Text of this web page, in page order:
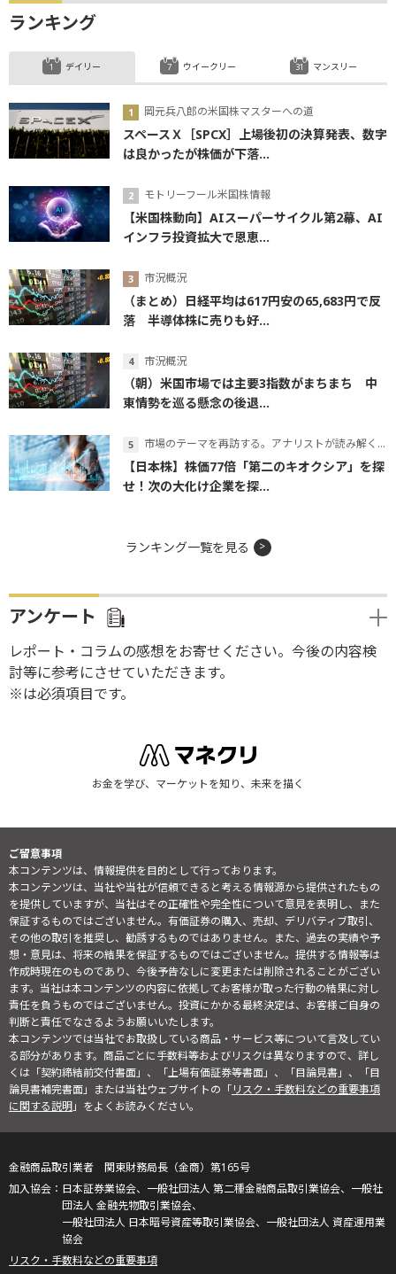
ランキング
デイリー
岡元兵八郎の米国株マスターへの道
スペースＸ［SPCX］上場後初の決算発表、数字
は良かったが株価が下落...
モトリーフール米国株情報
【米国株動向】AIスーパーサイクル第2幕、AI
インフラ投資拡大で恩恵...
市況概況
（まとめ）日経平均は617円安の65,683円で反
落 半導体株に売りも好...
市況概況
（朝）米国市場では主要3指数がまちまち 中
東情勢を巡る懸念の後退...
市場のテーマを再訪する。アナリストが読み解くテーマの本質
【日本株】株価77倍「第二のキオクシア」を探
せ！次の大化け企業を探...
ウイークリー マンスリー
ランキング一覧を見る
アンケート
レポート・コラムの感想をお寄せください。今後の内容検
討等に参考にさせていただきます。
※は必須項目です。
お金を学び、マーケットを知り、未来を描く
ご留意事項
本コンテンツは、情報提供を目的として行っております。
本コンテンツは、当社や当社が信頼できると考える情報源から提供されたもの
を提供していますが、当社はその正確性や完全性について意見を表明し、また
保証するものではございません。有価証券の購入、売却、デリバティブ取引、
その他の取引を推奨し、勧誘するものではありません。また、過去の実績や予
想・意見は、将来の結果を保証するものではございません。提供する情報等は
作成時現在のものであり、今後予告なしに変更または削除されることがござい
ます。当社は本コンテンツの内容に依拠してお客様が取った行動の結果に対し
責任を負うものではございません。投資にかかる最終決定は、お客様ご自身の
判断と責任でなさるようお願いいたします。
本コンテンツでは当社でお取扱している商品・サービス等について言及してい
る部分があります。商品ごとに手数料等およびリスクは異なりますので、詳し
くは「契約締結前交付書面」、「上場有価証券等書面」、「目論見書」、「目
論見書補完書面」または当社ウェブサイトの「リスク・手数料などの重要事項
に関する説明」をよくお読みください。
金融商品取引業者 関東財務局長（金商）第165号
日本証券業協会、一般社団法人 第二種金融商品取引業協会、一般社
団法人 金融先物取引業協会、
一般社団法人 日本暗号資産等取引業協会、一般社団法人 資産運用業
協会
リスク・手数料などの重要事項